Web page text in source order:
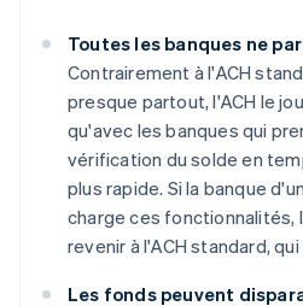
Toutes les banques ne
Contrairement à l'ACH
presque partout, l'ACH le
qu'avec les banques qui
vérification du solde en
plus rapide. Si la banque
charge ces fonctionnalités,
revenir à l'ACH standard,
Les fonds peuvent